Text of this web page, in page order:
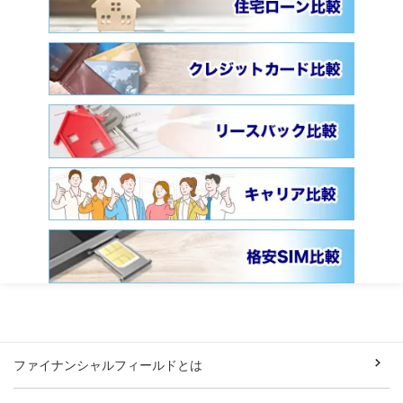
ファイナンシャルフィールドとは